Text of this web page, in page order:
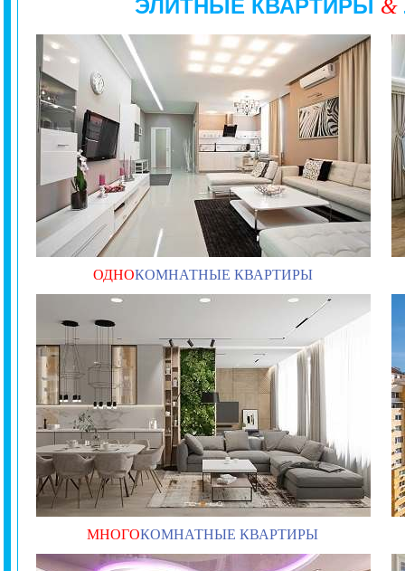
ЭЛИТНЫЕ КВАРТИРЫ &
ОДНОКОМНАТНЫЕ КВАРТИРЫ
МНОГОКОМНАТНЫЕ КВАРТИРЫ